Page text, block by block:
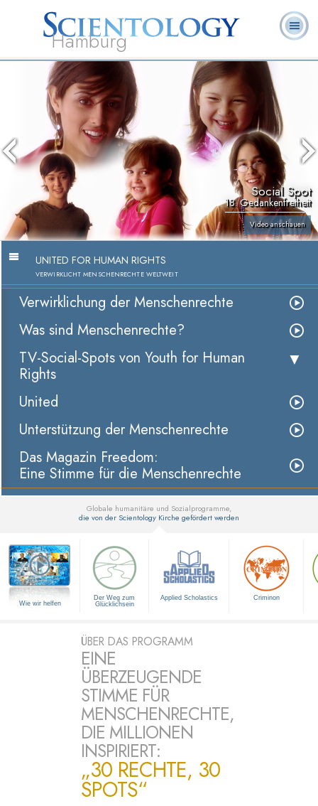
Hamburg
L. Ron
Hubbard
Was ist
Scientology?
Ehrenamtliche
Geistliche
gestellte
Social Spot
18. Gedankenfreiheit
Video anschauen
UNITED FOR HUMAN RIGHTS
VERWIRKLICHT MENSCHENRECHTE WELTWEIT
Verwirklichung der Menschenrechte
Was sind Menschenrechte?
TV-Social-Spots von Youth for Human
Rights
United
Unterstützung der Menschenrechte
Das Magazin Freedom:
Eine Stimme für die Menschenrechte
Globale humanitäre und Sozialprogramme,
die von der Scientology Kirche gefördert werden
Wie wir helfen
Der Weg zum
Glücklichsein
Applied Scholastics Criminon
ÜBER DAS PROGRAMM
EINE
ÜBERZEUGENDE
STIMME FÜR
MENSCHENRECHTE,
DIE MILLIONEN
INSPIRIERT:
„30 RECHTE, 30
SPOTS“